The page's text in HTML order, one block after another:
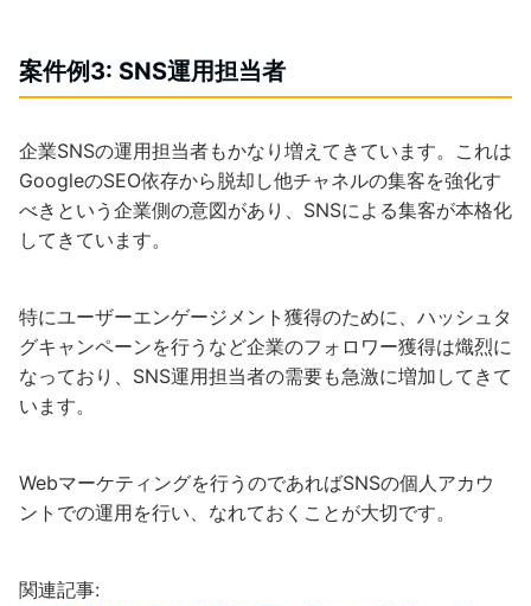
案件例3: SNS運用担当者
企業SNSの運用担当者もかなり増えてきています。これは
GoogleのSEO依存から脱却し他チャネルの集客を強化す
べきという企業側の意図があり、SNSによる集客が本格化
してきています。
特にユーザーエンゲージメント獲得のために、ハッシュタ
グキャンペーンを行うなど企業のフォロワー獲得は熾烈に
なっており、SNS運用担当者の需要も急激に増加してきて
います。
Webマーケティングを行うのであればSNSの個人アカウ
ントでの運用を行い、なれておくことが大切です。
関連記事: